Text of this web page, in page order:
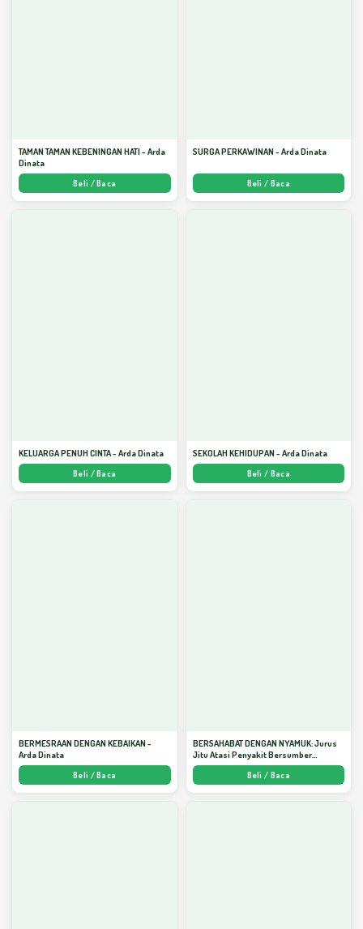
TAMAN TAMAN KEBENINGAN HATI - Arda
Dinata
Beli / Baca
SURGA PERKAWINAN - Arda Dinata
Beli / Baca
KELUARGA PENUH CINTA - Arda Dinata
Beli / Baca
SEKOLAH KEHIDUPAN - Arda Dinata
Beli / Baca
BERMESRAAN DENGAN KEBAIKAN -
Arda Dinata
Beli / Baca
BERSAHABAT DENGAN NYAMUK: Jurus
Jitu Atasi Penyakit Bersumber
Nyamuk - Arda Dinata
Beli / Baca